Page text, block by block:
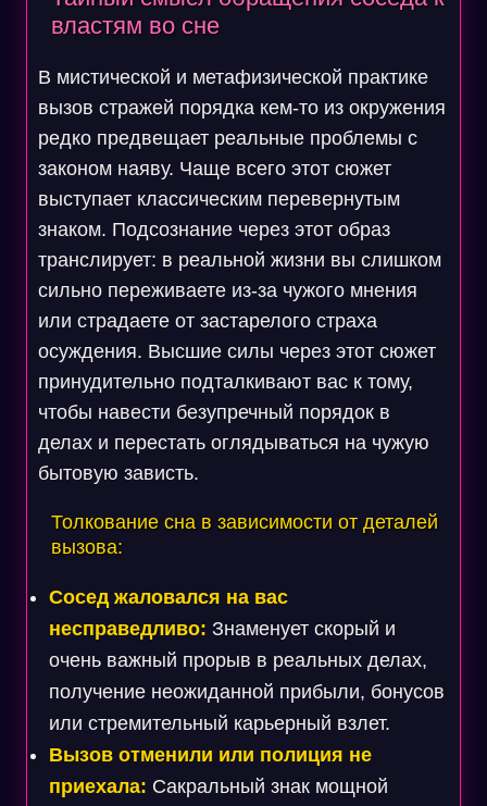
властям во сне
В мистической и метафизической практике
вызов стражей порядка кем-то из окружения
редко предвещает реальные проблемы с
законом наяву. Чаще всего этот сюжет
выступает классическим перевернутым
знаком. Подсознание через этот образ
транслирует: в реальной жизни вы слишком
сильно переживаете из-за чужого мнения
или страдаете от застарелого страха
осуждения. Высшие силы через этот сюжет
принудительно подталкивают вас к тому,
чтобы навести безупречный порядок в
делах и перестать оглядываться на чужую
бытовую зависть.
Толкование сна в зависимости от деталей
вызова:
Сосед жаловался на вас
несправедливо: Знаменует скорый и
очень важный прорыв в реальных делах,
получение неожиданной прибыли, бонусов
или стремительный карьерный взлет.
Вызов отменили или полиция не
приехала: Сакральный знак мощной